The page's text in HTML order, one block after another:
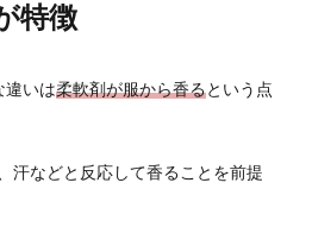
特徴
違いは柔軟剤が服から香るという点
汗などと反応して香ることを前提